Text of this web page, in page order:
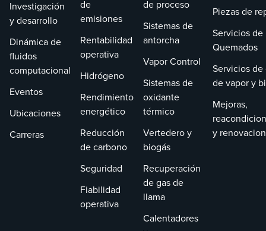
Investigación
y desarrollo
Dinámica de
fluidos
computacional
Eventos
Ubicaciones
Carreras
de
emisiones
Rentabilidad
operativa
Hidrógeno
Rendimiento
energético
Reducción
de carbono
Seguridad
Fiabilidad
operativa
de proceso
Sistemas de
antorcha
Vapor Control
Sistemas de
oxidante
térmico
Vertedero y
biogás
Recuperación
de gas de
llama
Calentadores
Piezas de
Servicios de
Quemados
Servicios
de vapor y
Mejoras,
y